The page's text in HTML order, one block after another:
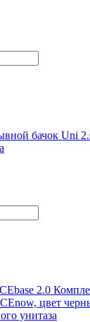
бачок Uni
2.0
цвет
унитаза